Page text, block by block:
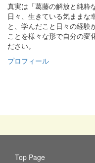
真実は「葛藤の解放と純粋
日々、生きている気ままな
と、学んだこと日々の経験
ことを様々な形で自分の変
ださい。
プロフィール
Top Page